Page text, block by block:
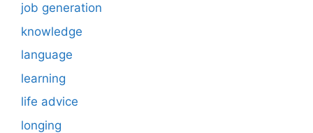
job generation
knowledge
language
learning
life advice
longing